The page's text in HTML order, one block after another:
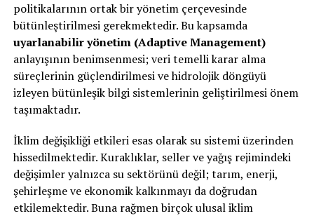
politikalarının ortak bir yönetim çerçevesinde
bütünleştirilmesi gerekmektedir. Bu kapsamda
uyarlanabilir yönetim (Adaptive Management)
anlayışının benimsenmesi; veri temelli karar alma
süreçlerinin güçlendirilmesi ve hidrolojik döngüyü
izleyen bütünleşik bilgi sistemlerinin geliştirilmesi önem
taşımaktadır.
İklim değişikliği etkileri esas olarak su sistemi üzerinden
hissedilmektedir. Kuraklıklar, seller ve yağış rejimindeki
değişimler yalnızca su sektörünü değil; tarım, enerji,
şehirleşme ve ekonomik kalkınmayı da doğrudan
etkilemektedir. Buna rağmen birçok ulusal iklim